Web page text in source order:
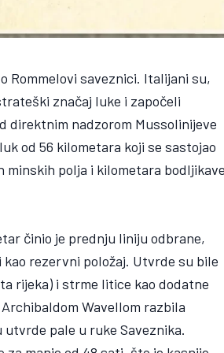
Rommelovi saveznici. Italijani su,
značaj luke i započeli
direktnim nadzorom Mussolinijeve
od 56 kilometara koji se sastojao
polja i kilometara
činio je prednju liniju odbrane,
rezervni položaj. Utvrde su bile
rijeka) i strme litice kao dodatne
Wavellom razbila
utvrde pale u ruke Saveznika.